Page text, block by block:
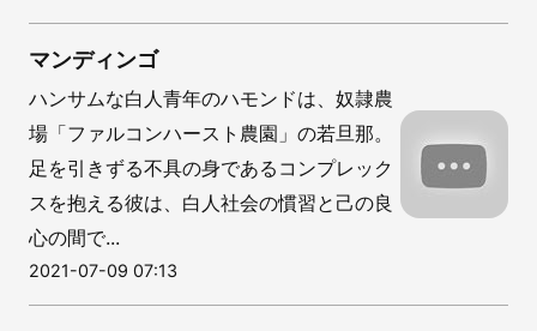
マンディンゴ
ハンサムな白人青年のハモンドは、奴隷農
場「ファルコンハースト農園」の若旦那。
足を引きずる不具の身であるコンプレック
スを抱える彼は、白人社会の慣習と己の良
心の間で...
2021-07-09 07:13